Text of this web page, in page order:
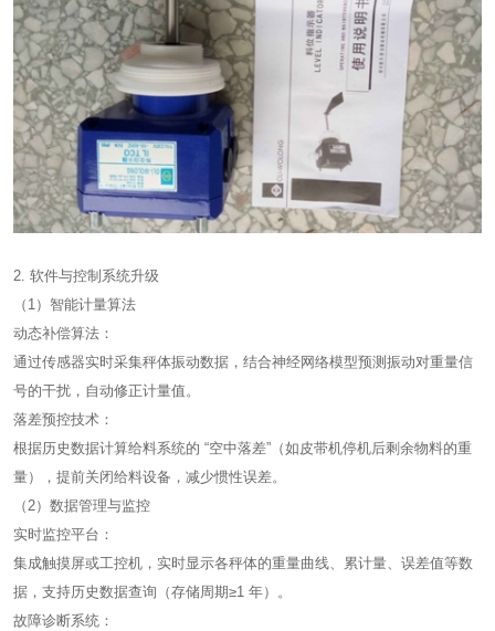
2. 软件与控制系统升级
（1）智能计量算法
动态补偿算法：
通过传感器实时采集秤体振动数据，结合神经网络模型预测振动对重量信
号的干扰，自动修正计量值。
落差预控技术：
根据历史数据计算给料系统的 “空中落差”（如皮带机停机后剩余物料的重
量），提前关闭给料设备，减少惯性误差。
（2）数据管理与监控
实时监控平台：
集成触摸屏或工控机，实时显示各秤体的重量曲线、累计量、误差值等数
据，支持历史数据查询（存储周期≥1 年）。
故障诊断系统：